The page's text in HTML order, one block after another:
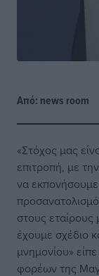
Από: news room
«Στόχος μας
επιτροπή, με
να εκπονήσουμε
στους
έχουμε σχέδιο
μνημονίου»
φορέων της